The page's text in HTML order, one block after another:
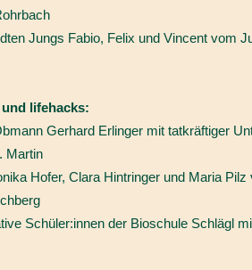
Jungs Fabio, Felix und Vincent vom
lifehacks:
Gerhard Erlinger mit tatkräftiger
Martin
Hofer, Clara Hintringer und Maria Pilz
Schüler:innen der Bioschule Schlägl